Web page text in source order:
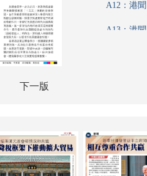
下一版
A12：港聞
A13：港聞
A18：經濟